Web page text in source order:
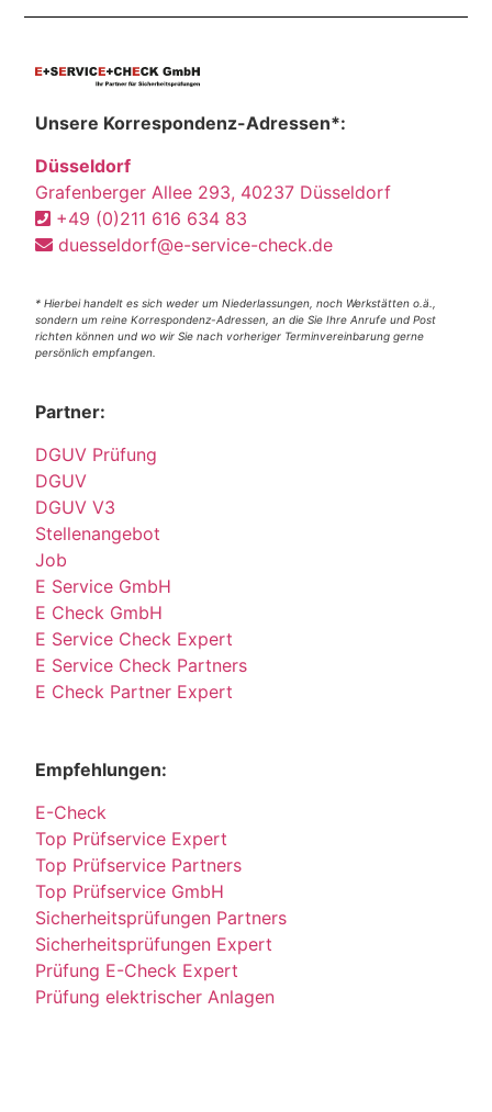
Unsere Korrespondenz-Adressen*:
Düsseldorf
Grafenberger Allee 293, 40237 Düsseldorf
+49 (0)211 616 634 83
duesseldorf@e-service-check.de
* Hierbei handelt es sich weder um Niederlassungen, noch Werkstätten o.ä.,
sondern um reine Korrespondenz-Adressen, an die Sie Ihre Anrufe und Post
richten können und wo wir Sie nach vorheriger Terminvereinbarung gerne
persönlich empfangen.
Partner:
DGUV Prüfung
DGUV
DGUV V3
Stellenangebot
Job
E Service GmbH
E Check GmbH
E Service Check Expert
E Service Check Partners
E Check Partner Expert
Empfehlungen:
E-Check
Top Prüfservice Expert
Top Prüfservice Partners
Top Prüfservice GmbH
Sicherheitsprüfungen Partners
Sicherheitsprüfungen Expert
Prüfung E-Check Expert
Prüfung elektrischer Anlagen